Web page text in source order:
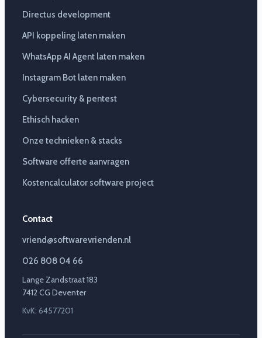
Directus development
API koppeling laten maken
WhatsApp AI Agent laten maken
Instagram Bot laten maken
Cybersecurity & pentest
Ethisch hacken
Onze technieken & stacks
Software offerte aanvragen
Kostencalculator software project
Contact
vriend@softwarevrienden.nl
026 808 04 66
Lange Zandstraat 183
7412 CG Deventer
KvK: 64577201